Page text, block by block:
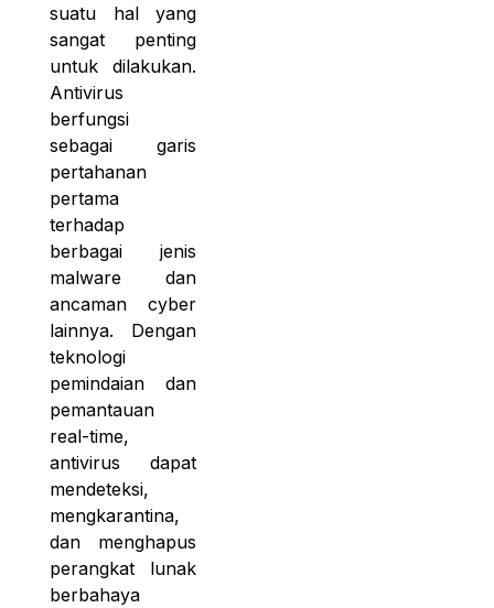
suatu hal yang
sangat penting
untuk dilakukan.
Antivirus
berfungsi
sebagai garis
pertahanan
pertama
terhadap
berbagai jenis
malware dan
ancaman cyber
lainnya. Dengan
teknologi
pemindaian dan
pemantauan
real-time,
antivirus dapat
mendeteksi,
mengkarantina,
dan menghapus
perangkat lunak
berbahaya